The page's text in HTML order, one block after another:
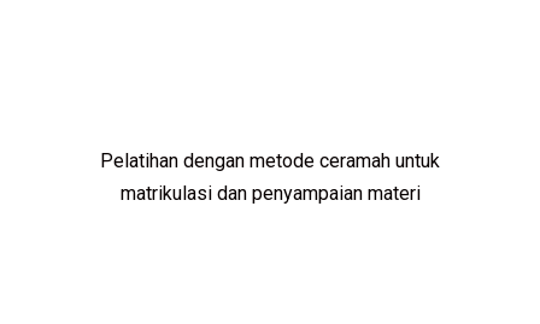
Pelatihan dengan metode ceramah untuk
matrikulasi dan penyampaian materi